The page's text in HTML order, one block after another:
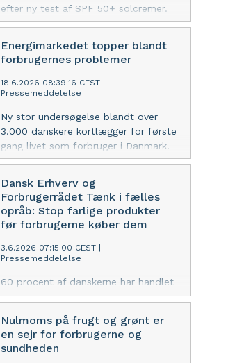
efter ny test af SPF 50+ solcremer.
Flere havde ingen solbeskyttelse
Energimarkedet topper blandt
forbrugernes problemer
18.6.2026 08:39:16 CEST
Pressemeddelelse
Ny stor undersøgelse blandt over
3.000 danskere kortlægger for første
gang livet som forbruger i Danmark.
Energimarkedet er det område, hvor
efterfulgt af forsikringsmarkedet og
bankmarkedet.
Dansk Erhverv og
Forbrugerrådet Tænk i fælles
opråb: Stop farlige produkter
før forbrugerne køber dem
3.6.2026 07:15:00 CEST
Pressemeddelelse
60 procent af danskerne har handlet
på online markedspladser, men langt
produkter. Dansk Erhverv og
Forbrugerrådet Tænk har hver især
kæmpet for fair konkurrence og
Nulmoms på frugt og grønt er
en sejr for forbrugerne og
sundheden